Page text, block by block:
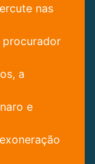
nas
procurador
a
e